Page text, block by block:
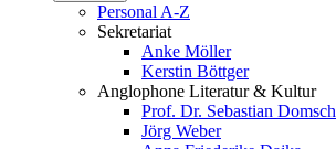
Personal A-Z
Sekretariat
Anke Möller
Kerstin Böttger
Anglophone Literatur & Kultur
Prof. Dr. Sebastian Domsch
Jörg Weber